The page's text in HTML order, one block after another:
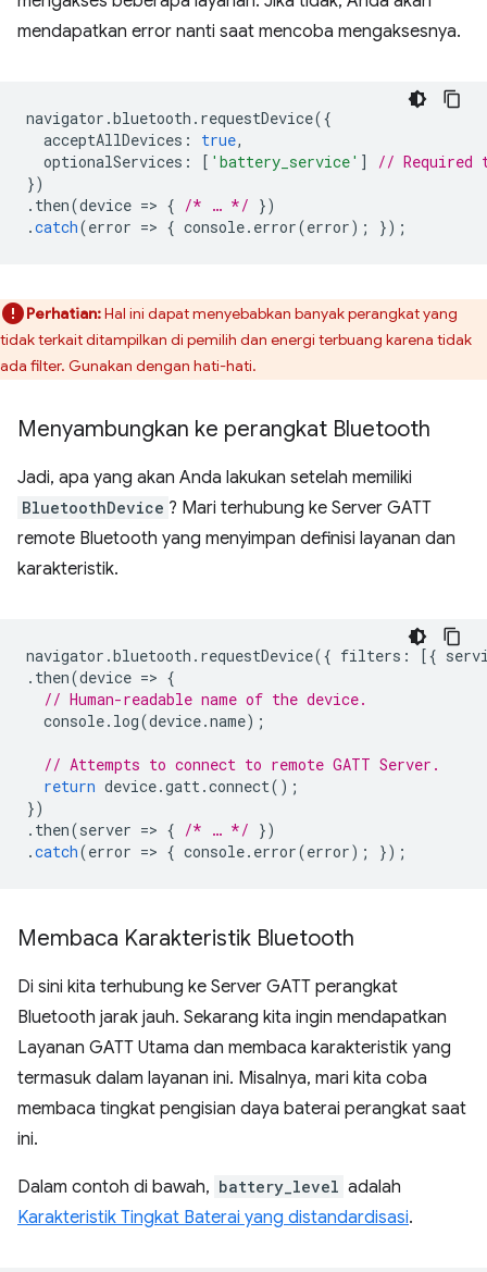
mendapatkan error nanti saat mencoba mengaksesnya.
navigator .bluetooth . requestDevice({
acceptAllDevices : true,
optionalServices : [ 'battery_service' ]
// Required
})
. then(device => { /* … */ })
.catch(error => { console. error(error); });
Perhatian:Hal ini dapat menyebabkan banyak perangkat yang
tidak terkait ditampilkan di pemilih dan energi terbuang karena tidak
ada filter. Gunakan dengan hati-hati.
Menyambungkan ke perangkat Bluetooth
Jadi, apa yang akan Anda lakukan setelah memiliki
BluetoothDevice ? Mari terhubung ke Server GATT
remote Bluetooth yang menyimpan definisi layanan dan
karakteristik.
navigator .bluetooth . requestDevice({ filters : [{
. then(device => {
// Human-readable name of the device.
console. log(device.name);
// Attempts to connect to remote GATT Server.
return device.gatt.connect();
})
. then(server => { /* … */ })
.catch(error => { console. error(error); });
Membaca Karakteristik Bluetooth
Di sini kita terhubung ke Server GATT perangkat
Bluetooth jarak jauh. Sekarang kita ingin mendapatkan
Layanan GATT Utama dan membaca karakteristik yang
termasuk dalam layanan ini. Misalnya, mari kita coba
membaca tingkat pengisian daya baterai perangkat saat
ini.
Dalam contoh di bawah, battery_level adalah
Karakteristik Tingkat Baterai yang distandardisasi.